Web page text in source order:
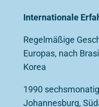
Internationale
Regelmäßige
Europas, nach
Korea
1990
Johannesburg,